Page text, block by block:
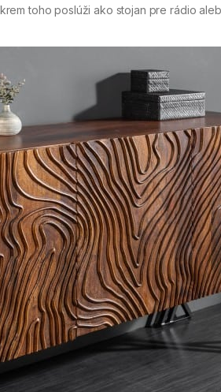
toho poslúži ako stojan pre rádio